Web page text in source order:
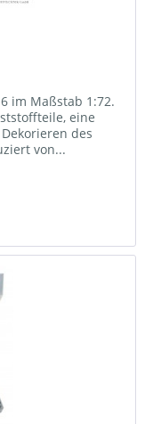
im Maßstab 1:72.
eine
des
von...